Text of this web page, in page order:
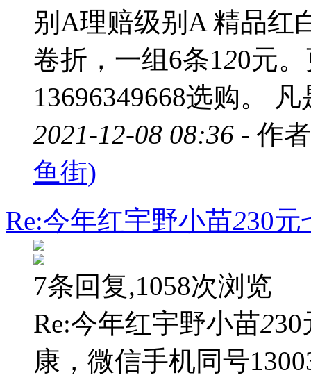
别A理赔级别A 精品红
卷折，一组6条120元
13696349668选购。
2021-12-08 08:36 - 作
鱼街)
Re:今年红宇野小苗230元
7条回复,1058次浏览
Re:今年红宇野小苗230
康，微信手机同号